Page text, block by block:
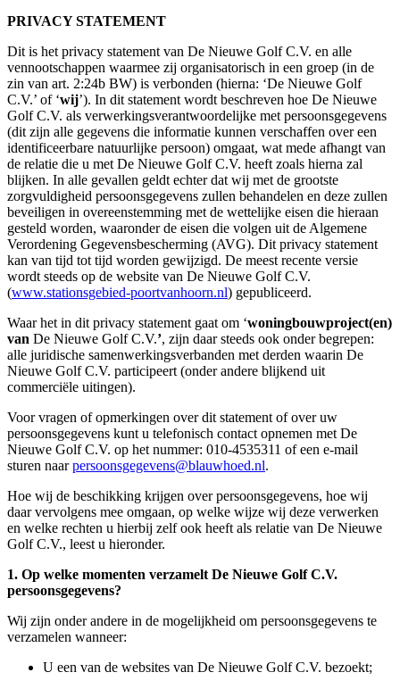
PRIVACY STATEMENT
Dit is het privacy statement van De Nieuwe Golf C.V. en alle
vennootschappen waarmee zij organisatorisch in een groep (in de
zin van art. 2:24b BW) is verbonden (hierna: ‘De Nieuwe Golf
C.V.’ of ‘wij’). In dit statement wordt beschreven hoe De Nieuwe
Golf C.V. als verwerkingsverantwoordelijke met persoonsgegevens
(dit zijn alle gegevens die informatie kunnen verschaffen over een
identificeerbare natuurlijke persoon) omgaat, wat mede afhangt van
de relatie die u met De Nieuwe Golf C.V. heeft zoals hierna zal
blijken. In alle gevallen geldt echter dat wij met de grootste
zorgvuldigheid persoonsgegevens zullen behandelen en deze zullen
beveiligen in overeenstemming met de wettelijke eisen die hieraan
gesteld worden, waaronder de eisen die volgen uit de Algemene
Verordening Gegevensbescherming (AVG). Dit privacy statement
kan van tijd tot tijd worden gewijzigd. De meest recente versie
wordt steeds op de website van De Nieuwe Golf C.V.
(www.stationsgebied-poortvanhoorn.nl) gepubliceerd.
Waar het in dit privacy statement gaat om ‘woningbouwproject(en)
van De Nieuwe Golf C.V.’, zijn daar steeds ook onder begrepen:
alle juridische samenwerkingsverbanden met derden waarin De
Nieuwe Golf C.V. participeert (onder andere blijkend uit
commerciële uitingen).
Voor vragen of opmerkingen over dit statement of over uw
persoonsgegevens kunt u telefonisch contact opnemen met De
Nieuwe Golf C.V. op het nummer: 010-4535311 of een e-mail
sturen naarpersoonsgegevens@blauwhoed.nl.
Hoe wij de beschikking krijgen over persoonsgegevens, hoe wij
daar vervolgens mee omgaan, op welke wijze wij deze verwerken
en welke rechten u hierbij zelf ook heeft als relatie van De Nieuwe
Golf C.V., leest u hieronder.
1. Op welke momenten verzamelt De Nieuwe Golf C.V.
persoonsgegevens?
Wij zijn onder andere in de mogelijkheid om persoonsgegevens te
verzamelen wanneer:
U een van de websites van De Nieuwe Golf C.V. bezoekt;